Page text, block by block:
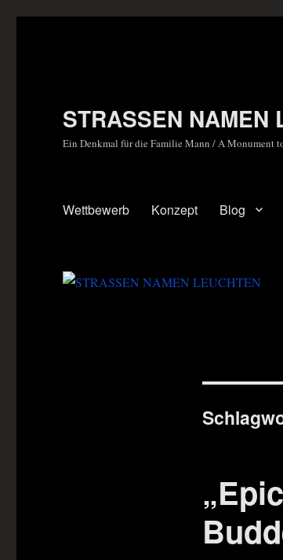
STRASSEN NAMEN
Ein Denkmal für die Familie Mann / A Monument
Wettbewerb Konzept Blog